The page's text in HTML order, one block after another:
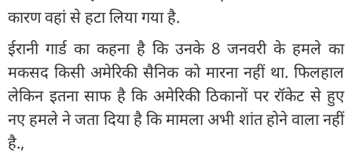
कारण वहां से हटा लिया गया है.
ईरानी गार्ड का कहना है कि उनके 8 जनवरी के हमले का
मकसद किसी अमेरिकी सैनिक को मारना नहीं था. फिलहाल
लेकिन इतना साफ है कि अमेरिकी ठिकानों पर रॉकेट से हुए
नए हमले ने जता दिया है कि मामला अभी शांत होने वाला नहीं
है.,